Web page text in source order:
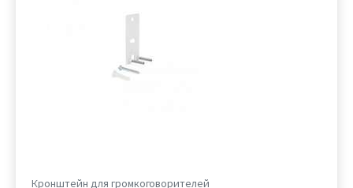
Кронштейн для громкоговорителей